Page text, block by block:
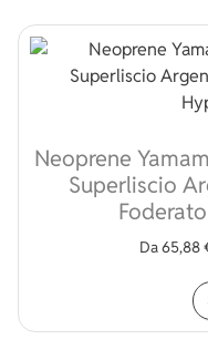
Neoprene
Superliscio
Da65,88